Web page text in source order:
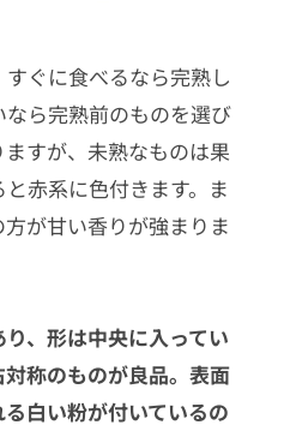
すぐに食べるなら完熟し
ら完熟前のものを選び
すが、未熟なものは果
赤系に色付きます。ま
が甘い香りが強まりま
、形は中央に入ってい
称のものが良品。表面
白い粉が付いているの